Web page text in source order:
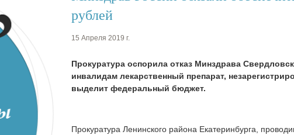
рублей
15 Апреля 2019 г.
Прокуратура оспорила отказ Минздрава
инвалидам лекарственный препарат,
выделит федеральный бюджет.
Прокуратура Ленинского района Екатеринбурга,